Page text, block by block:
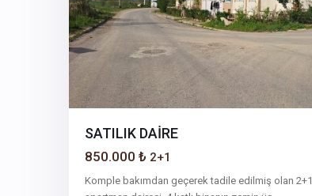
SATILIK DAİRE
850.000 ₺ 2+1
Komple bakımdan geçerek tadile edilmiş olan 2+1